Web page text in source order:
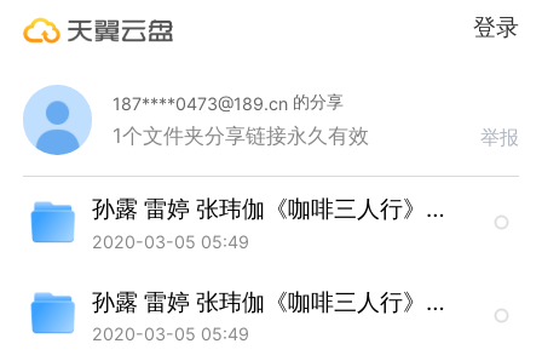
登录
187****0473@189.cn 的分享
1个文件夹分享链接永久有效 举报
孙露 雷婷 张玮伽《咖啡三人行》CD1 UPDTS-WAV分轨
2020-03-05 05:49
孙露 雷婷 张玮伽《咖啡三人行》CD2 UPDTS-WAV分轨
2020-03-05 05:49